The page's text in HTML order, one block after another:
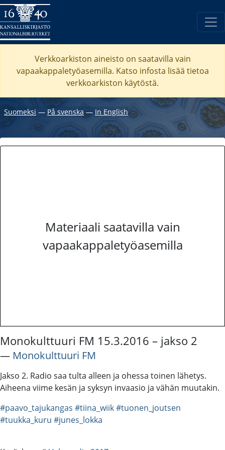
Verkkoarkiston aineisto on saatavilla vain
vapaakappaletyöasemilla. Katso infosta lisää tietoa
verkkoarkiston käytöstä.
Suomeksi ― På svenska― In English
Materiaali saatavilla vain
vapaakappaletyöasemilla
Monokulttuuri FM 15.3.2016 – jakso 2
― Monokulttuuri FM
Jakso 2. Radio saa tulta alleen ja ohessa toinen lähetys.
Aiheena viime kesän ja syksyn invaasio ja vähän muutakin.
#paavo_tajukangas #tiina_wiik#tuonen_joutsen
#tuukka_kuru #junes_lokka